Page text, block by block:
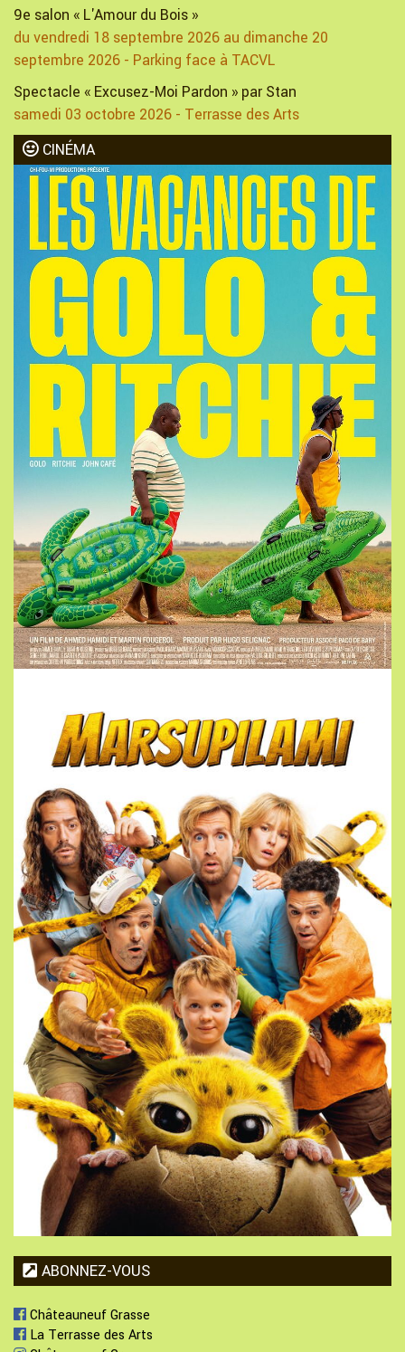
9e salon « L'Amour du Bois »
du vendredi 18 septembre 2026 au dimanche 20
septembre 2026 - Parking face à TACVL
Spectacle « Excusez-Moi Pardon » par Stan
samedi 03 octobre 2026 - Terrasse des Arts
CINÉMA
ABONNEZ-VOUS
Châteauneuf Grasse
La Terrasse des Arts